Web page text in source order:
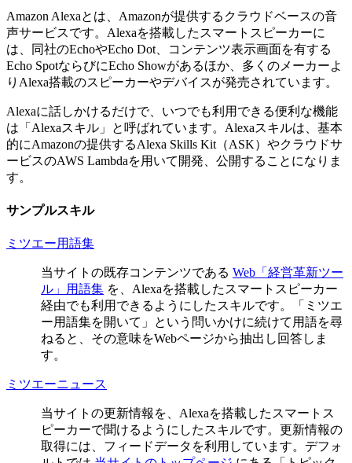
Amazon Alexaとは、Amazonが提供するクラウドベースの音
声サービスです。Alexaを搭載したスマートスピーカーに
は、同社のEchoやEcho Dot、コンテンツ表示画面を有する
Echo SpotならびにEcho Showがあるほか、多くのメーカーよ
りAlexa搭載のスピーカーやデバイスが発売されています。
Alexaに話しかけるだけで、いつでも利用できる便利な機能
は「Alexaスキル」と呼ばれています。Alexaスキルは、基本
的にAmazonの提供するAlexa Skills Kit（ASK）やクラウドサ
ービスのAWS Lambdaを用いて開発、公開することになりま
す。
サンプルスキル
ミツエー用語集
当サイトの既存コンテンツである Web「経営革新ツー
ル」用語集 を、Alexaを搭載したスマートスピーカー
経由でも利用できるようにしたスキルです。「ミツエ
ー用語集を開いて」という問いかけに続けて用語を尋
ねると、その意味をWebページから抽出し回答しま
す。
ミツエーニュース
当サイトの更新情報を、Alexaを搭載したスマートス
ピーカーで聞けるようにしたスキルです。更新情報の
取得には、フィードデータを利用しています。デフォ